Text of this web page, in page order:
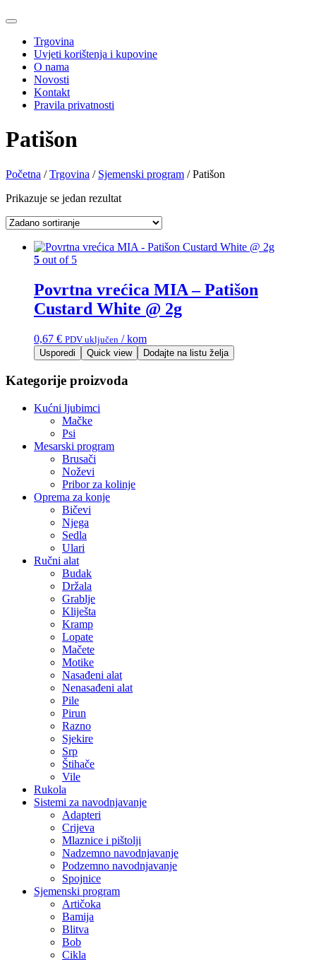
Trgovina
Uvjeti korištenja i kupovine
O nama
Novosti
Kontakt
Pravila privatnosti
Patišon
Početna /Trgovina / Sjemenski program / Patišon
Prikazuje se jedan rezultat
5 out of 5
Povrtna vrećica MIA – Patišon
Custard White @ 2g
0,67 € PDV uključen / kom
Usporedi Quick view Dodajte na listu želja
Kategorije proizvoda
Kućni ljubimci
Mačke
Psi
Mesarski program
Brusači
Noževi
Pribor za kolinje
Oprema za konje
Bičevi
Njega
Sedla
Ulari
Ručni alat
Budak
Držala
Grablje
Kliješta
Kramp
Lopate
Mačete
Motike
Nasađeni alat
Nenasađeni alat
Pile
Pirun
Razno
Sjekire
Srp
Štihače
Vile
Rukola
Sistemi za navodnjavanje
Adapteri
Crijeva
Mlaznice i pištolji
Nadzemno navodnjavanje
Podzemno navodnjavanje
Spojnice
Sjemenski program
Artičoka
Bamija
Blitva
Bob
Cikla